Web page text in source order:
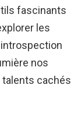
fascinants
les
nos
cachés